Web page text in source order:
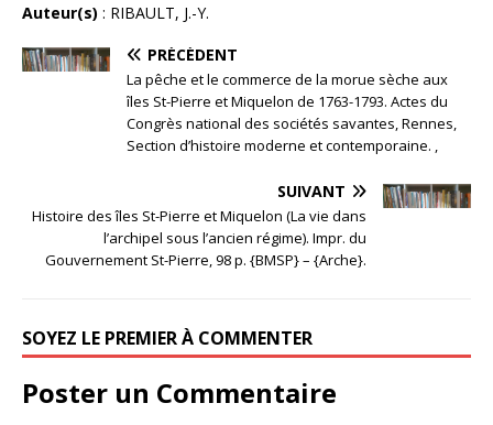
Auteur(s) : RIBAULT, J.-Y.
PRÉCÉDENT
La pêche et le commerce de la morue sèche aux
îles St-Pierre et Miquelon de 1763-1793. Actes du
Congrès national des sociétés savantes, Rennes,
Section d’histoire moderne et contemporaine. ,
SUIVANT
Histoire des îles St-Pierre et Miquelon (La vie dans
l’archipel sous l’ancien régime). Impr. du
Gouvernement St-Pierre, 98 p. {BMSP} – {Arche}.
SOYEZ LE PREMIER À COMMENTER
Poster un Commentaire